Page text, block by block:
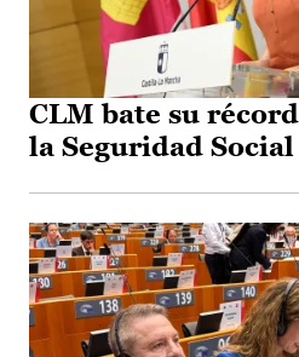
CLM bate su
la Seguridad Social